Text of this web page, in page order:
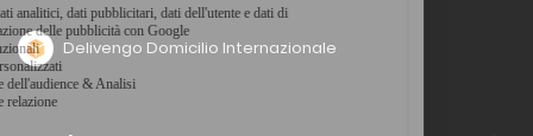
Delivengo Domicilio Internazionale